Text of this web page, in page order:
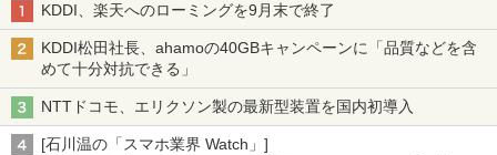
KDDI、楽天へのローミングを9月末で終了
KDDI松田社長、ahamoの40GBキャンペーンに「品質などを含
めて十分対抗できる」
NTTドコモ、エリクソン製の最新型装置を国内初導入
[石川温の「スマホ業界 Watch」]